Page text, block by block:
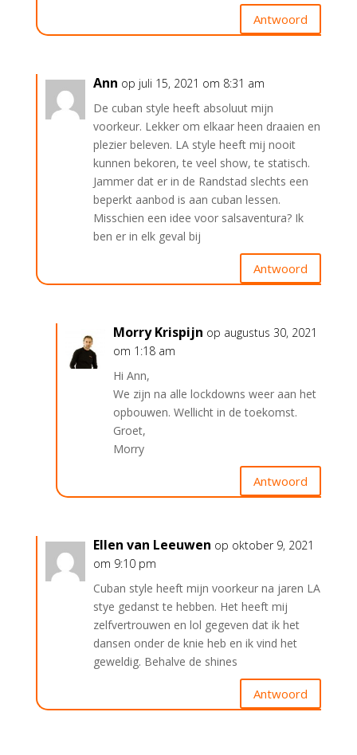
Antwoord
Ann op juli 15, 2021 om 8:31 am
De cuban style heeft absoluut mijn
voorkeur. Lekker om elkaar heen draaien en
plezier beleven. LA style heeft mij nooit
kunnen bekoren, te veel show, te statisch.
Jammer dat er in de Randstad slechts een
beperkt aanbod is aan cuban lessen.
Misschien een idee voor salsaventura? Ik
ben er in elk geval bij
Antwoord
Morry Krispijn op augustus 30, 2021
om 1:18 am
Hi Ann,
We zijn na alle lockdowns weer aan het
opbouwen. Wellicht in de toekomst.
Groet,
Morry
Antwoord
Ellen van Leeuwen op oktober 9, 2021
om 9:10 pm
Cuban style heeft mijn voorkeur na jaren LA
stye gedanst te hebben. Het heeft mij
zelfvertrouwen en lol gegeven dat ik het
dansen onder de knie heb en ik vind het
geweldig. Behalve de shines
Antwoord